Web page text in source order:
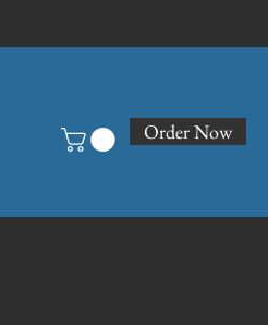
Order Now